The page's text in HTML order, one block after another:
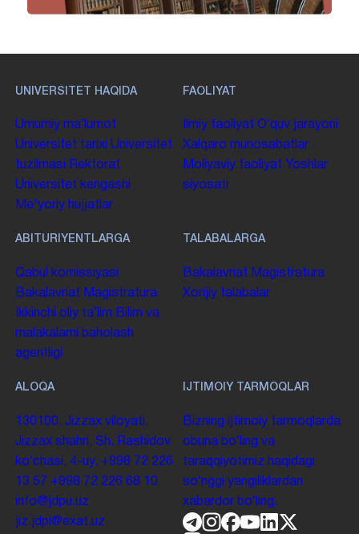
UNIVERSITET HAQIDA
Umumiy maʼlumot
Universitet tarixi Universitet
tuzilmasi
Rektorat
Universitet kengashi
Me'yoriy hujjatlar
FAOLIYAT
Ilmiy faoliyat Oʻquv jarayoni
Xalqaro munosabatlar
Moliyaviy faoliyat Yoshlar
siyosati
ABITURIYENTLARGA
Qabul komissiyasi
Bakalavriat Magistratura
Ikkinchi oliy taʼlim Bilim va
malakalarni baholash
agentligi
TALABALARGA
Bakalavriat Magistratura
Xorijiy talabalar
ALOQA
130100. Jizzax viloyati,
Jizzax shahri, Sh. Rashidov
koʻchasi, 4-uy. +998 72 226
13 57 +998 72 226 68 10
info@jdpu.uz
jiz.jdpi@exat.uz
IJTIMOIY TARMOQLAR
Bizning ijtimoiy tarmoqlarda
obuna boʻling va
taraqqiyotimiz haqidagi
soʻnggi yangiliklardan
xabardor boʻling.